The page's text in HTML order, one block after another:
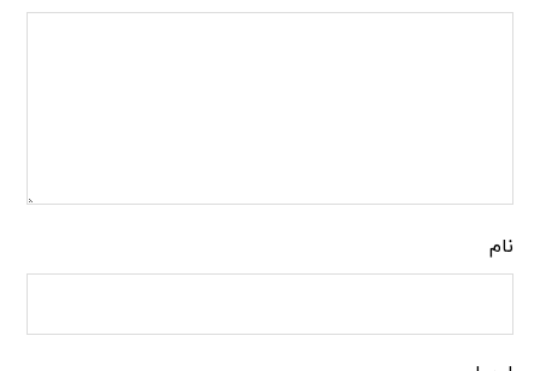
نام